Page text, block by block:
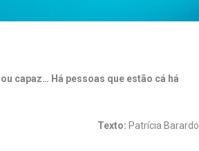
capaz… Há pessoas que estão cá há
Texto: Patrícia Barardo